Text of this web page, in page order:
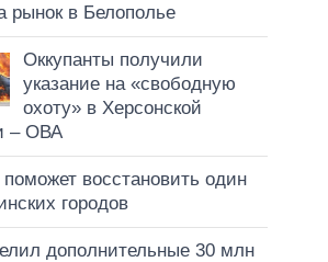
рынок в Белополье
Оккупанты получили
указание на «свободную
охоту» в Херсонской
– ОВА
восстановить один
городов
дополнительные 30 млн